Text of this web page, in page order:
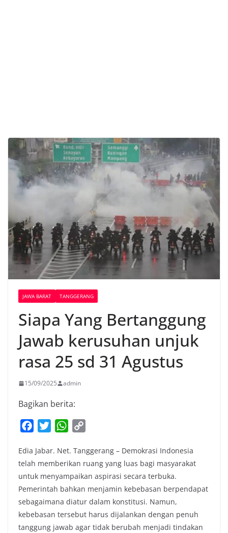
JAWA BARAT TANGGERANG
Siapa Yang Bertanggung
Jawab kerusuhan unjuk
rasa 25 sd 31 Agustus
15/09/2025 admin
Bagikan berita:
c
e
b
o
o
k
i
t
t
e
r
W
a
t
s
A
p
p
p
y
L
n
k
Edia Jabar. Net. Tanggerang – Demokrasi Indonesia
telah memberikan ruang yang luas bagi masyarakat
untuk menyampaikan aspirasi secara terbuka.
Pemerintah bahkan menjamin kebebasan berpendapat
sebagaimana diatur dalam konstitusi. Namun,
kebebasan tersebut harus dijalankan dengan penuh
tanggung jawab agar tidak berubah menjadi tindakan